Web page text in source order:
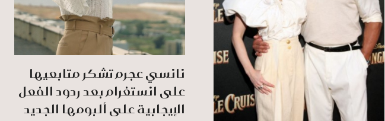
نانسي عجرم تشكر متابعيها
على انستغرام بعد ردود الفعل
الإيجابية على ألبومها الجديد